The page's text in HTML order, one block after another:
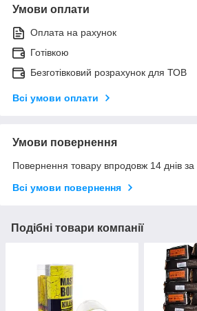
Умови оплати
Оплата на рахунок
Готівкою
Безготівковий розрахунок для ТОВ
Всі умови оплати
Умови повернення
Повернення товару впродовж 14 днів за
Всі умови повернення
Подібні товари компанії